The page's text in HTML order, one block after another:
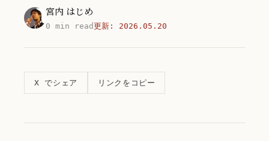
宮内 はじめ
0 min read更新: 2026.05.20
X でシェア リンクをコピー